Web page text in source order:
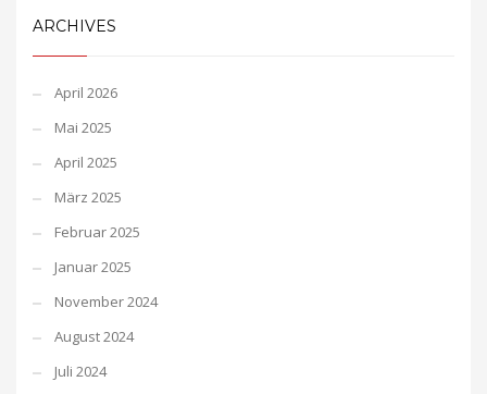
ARCHIVES
April 2026
Mai 2025
April 2025
März 2025
Februar 2025
Januar 2025
November 2024
August 2024
Juli 2024